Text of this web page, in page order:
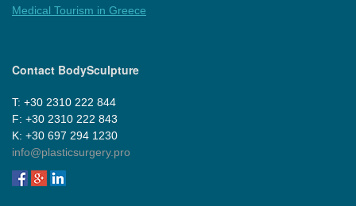
Medical Tourism in Greece
Contact BodySculpture
Τ: +30 2310 222 844
F: +30 2310 222 843
Κ: +30 697 294 1230
info@plasticsurgery.pro